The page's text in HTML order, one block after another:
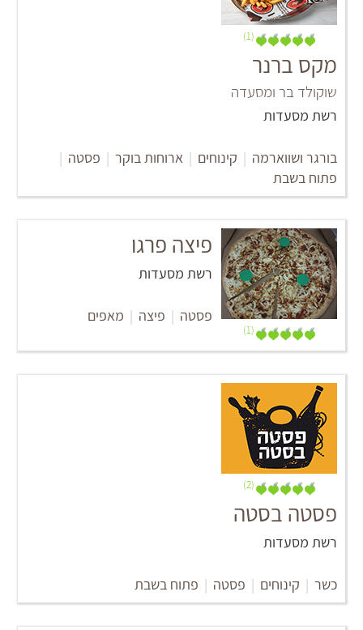
(1)
מקס ברנר
שוקולד בר ומסעדה
רשת מסעדות
בורגר ושווארמה | קינוחים | ארוחות בוקר | פסטה |
פתוח בשבת
(1)
פיצה פרגו
רשת מסעדות
פסטה | פיצה | מאפים
(2)
פסטה בסטה
רשת מסעדות
כשר | קינוחים | פסטה | פתוח בשבת